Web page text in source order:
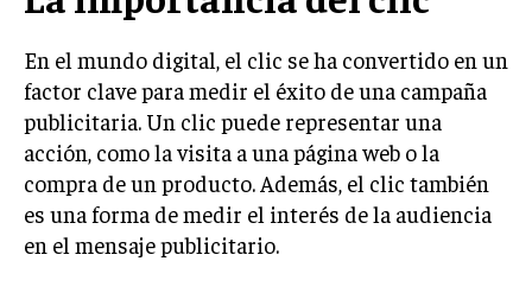
LIDERAZGO
HABILIDADES DIRECTIVAS
EMPRENDIMIENTO
PLANIFICACIÓN EMPRESARIAL
FINANZAS
FINANZAS Y CONTABILIDAD
En el mundo digital, el clic se ha convertido en un
factor clave para medir el éxito de una campaña
publicitaria. Un clic puede representar una
acción, como la visita a una página web o la
compra de un producto. Además, el clic también
es una forma de medir el interés de la audiencia
en el mensaje publicitario.